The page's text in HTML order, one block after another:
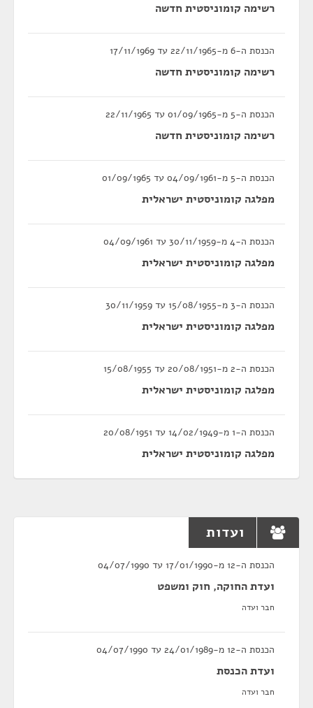
רשימה קומוניסטית חדשה
הכנסת ה-6 מ-22/11/1965 עד 17/11/1969
רשימה קומוניסטית חדשה
הכנסת ה-5 מ-01/09/1965 עד 22/11/1965
רשימה קומוניסטית חדשה
הכנסת ה-5 מ-04/09/1961 עד 01/09/1965
מפלגה קומוניסטית ישראלית
הכנסת ה-4 מ-30/11/1959 עד 04/09/1961
מפלגה קומוניסטית ישראלית
הכנסת ה-3 מ-15/08/1955 עד 30/11/1959
מפלגה קומוניסטית ישראלית
הכנסת ה-2 מ-20/08/1951 עד 15/08/1955
מפלגה קומוניסטית ישראלית
הכנסת ה-1 מ-14/02/1949 עד 20/08/1951
מפלגה קומוניסטית ישראלית
ועדות
הכנסת ה-12 מ-17/01/1990 עד 04/07/1990
ועדת החוקה, חוק ומשפט
חבר ועדה
הכנסת ה-12 מ-24/01/1989 עד 04/07/1990
ועדת הכנסת
חבר ועדה